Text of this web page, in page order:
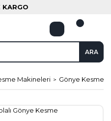
KARGO
ARA
Makineleri Gönye